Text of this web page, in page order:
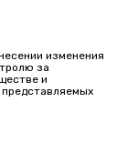
изменения
за
и
представляемых